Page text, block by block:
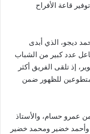
قاعة الأفراح
ديجو، الذي أبدى
عدد كبير من الشباب
إذ تلقى الفريق أكثر
المتطوعين للظهور ضمن
عمرو حسام، والأستاذ
خضير ومحمد خضير